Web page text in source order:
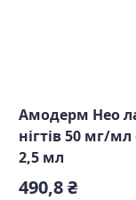
Амодерм Нео
нігтів 50 мг/
2,5 мл
490,8 ₴